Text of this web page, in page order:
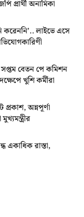
প্রার্থী অনামিকা
করেননি’.. লাইভে এসে
সপ্তম বেতন পে কমিশন
খুশি কর্মীরা
অন্নপূর্ণা
একাধিক রাস্তা,